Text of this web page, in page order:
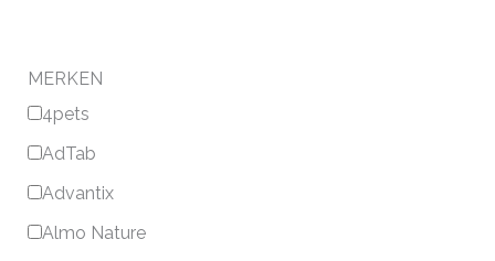
MERKEN
4pets
AdTab
Advantix
Almo Nature